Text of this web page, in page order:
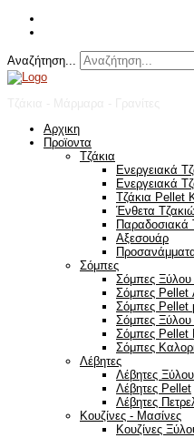
Αναζήτηση...
Αρχικη
Προϊοντα
Τζάκια
Ενεργειακά
Ενεργειακά
Τζάκια Pellet
Ένθετα
Παραδοσιακά
Αξεσουάρ
Σόμπες
Σόμπες Ξύλου
Σόμπες Pellet
Σόμπες Pellet
Σόμπες Ξύλου
Σόμπες Pellet
Σόμπες
Λέβητες
Λέβητες Ξύλου
Λέβητες Pellet
Λέβητες
Κουζίνες - Μασίνες
Κουζίνες